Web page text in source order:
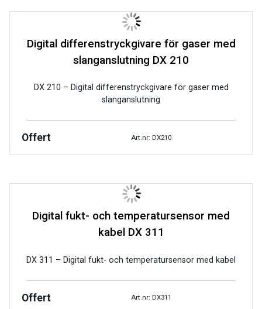
Digital differenstryckgivare för gaser med
slanganslutning DX 210
DX 210 – Digital differenstryckgivare för gaser med
slanganslutning
Offert Art.nr: DX210
Digital fukt- och temperatursensor med
kabel DX 311
DX 311 – Digital fukt- och temperatursensor med kabel
Offert Art.nr: DX311